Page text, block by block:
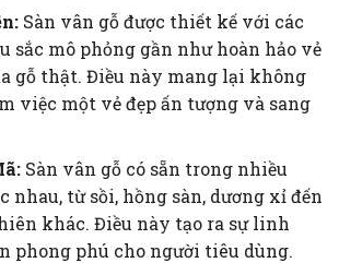
Sàn vân gỗ được thiết kế với các
sắc mô phỏng gần như hoàn hảo vẻ
gỗ thật. Điều này mang lại không
việc một vẻ đẹp ấn tượng và sang
Sàn vân gỗ có sẵn trong nhiều
nhau, từ sồi, hồng sàn, dương xỉ đến
khác. Điều này tạo ra sự linh
phong phú cho người tiêu dùng.